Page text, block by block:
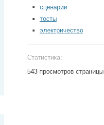
сценарии
тосты
электричество
Статистика:
543 просмотров страницы